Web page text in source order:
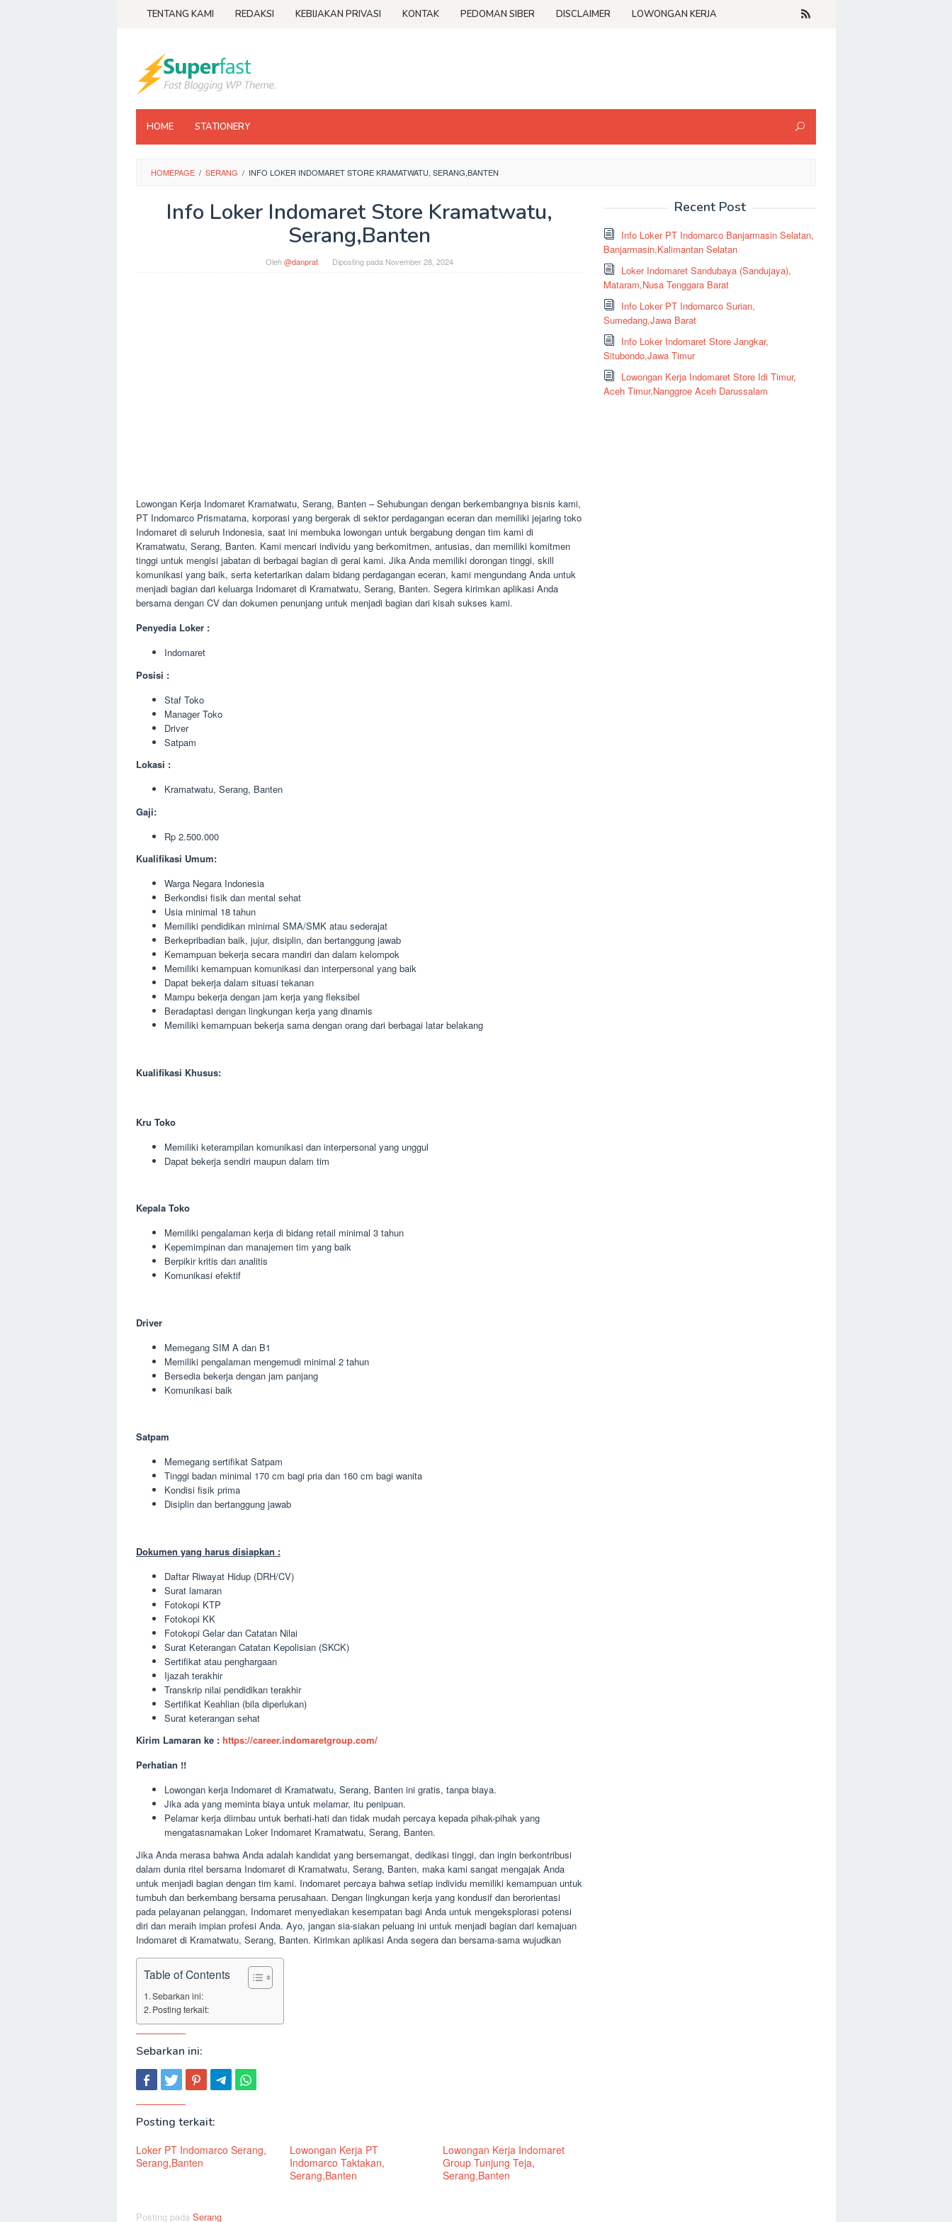
TENTANG KAMI REDAKSI KEBIJAKAN PRIVASI KONTAK PEDOMAN SIBER DISCLAIMER LOWONGAN KERJA
HOME STATIONERY
HOMEPAGE / SERANG / INFO LOKER INDOMARET STORE KRAMATWATU, SERANG,BANTEN
Info Loker Indomaret Store Kramatwatu,
Serang,Banten
Oleh@danprat Diposting pada November 28, 2024
Lowongan Kerja Indomaret Kramatwatu, Serang, Banten – Sehubungan dengan berkembangnya bisnis kami,
PT Indomarco Prismatama, korporasi yang bergerak di sektor perdagangan eceran dan memiliki jejaring toko
Indomaret di seluruh Indonesia, saat ini membuka lowongan untuk bergabung dengan tim kami di
Kramatwatu, Serang, Banten. Kami mencari individu yang berkomitmen, antusias, dan memiliki komitmen
tinggi untuk mengisi jabatan di berbagai bagian di gerai kami. Jika Anda memiliki dorongan tinggi, skill
komunikasi yang baik, serta ketertarikan dalam bidang perdagangan eceran, kami mengundang Anda untuk
menjadi bagian dari keluarga Indomaret di Kramatwatu, Serang, Banten. Segera kirimkan aplikasi Anda
bersama dengan CV dan dokumen penunjang untuk menjadi bagian dari kisah sukses kami.
Penyedia Loker :
Indomaret
Posisi :
Staf Toko
Manager Toko
Driver
Satpam
Lokasi :
Kramatwatu, Serang, Banten
Gaji:
Rp 2.500.000
Kualifikasi Umum:
Warga Negara Indonesia
Berkondisi fisik dan mental sehat
Usia minimal 18 tahun
Memiliki pendidikan minimal SMA/SMK atau sederajat
Berkepribadian baik, jujur, disiplin, dan bertanggung jawab
Kemampuan bekerja secara mandiri dan dalam kelompok
Memiliki kemampuan komunikasi dan interpersonal yang baik
Dapat bekerja dalam situasi tekanan
Mampu bekerja dengan jam kerja yang fleksibel
Beradaptasi dengan lingkungan kerja yang dinamis
Memiliki kemampuan bekerja sama dengan orang dari berbagai latar belakang
Kualifikasi Khusus:
Kru Toko
Memiliki keterampilan komunikasi dan interpersonal yang unggul
Dapat bekerja sendiri maupun dalam tim
Kepala Toko
Memiliki pengalaman kerja di bidang retail minimal 3 tahun
Kepemimpinan dan manajemen tim yang baik
Berpikir kritis dan analitis
Komunikasi efektif
Driver
Memegang SIM A dan B1
Memiliki pengalaman mengemudi minimal 2 tahun
Bersedia bekerja dengan jam panjang
Komunikasi baik
Satpam
Memegang sertifikat Satpam
Tinggi badan minimal 170 cm bagi pria dan 160 cm bagi wanita
Kondisi fisik prima
Disiplin dan bertanggung jawab
Dokumen yang harus disiapkan :
Daftar Riwayat Hidup (DRH/CV)
Surat lamaran
Fotokopi KTP
Fotokopi KK
Fotokopi Gelar dan Catatan Nilai
Surat Keterangan Catatan Kepolisian (SKCK)
Sertifikat atau penghargaan
Ijazah terakhir
Transkrip nilai pendidikan terakhir
Sertifikat Keahlian (bila diperlukan)
Surat keterangan sehat
Kirim Lamaran ke : https://career.indomaretgroup.com/
Perhatian !!
Lowongan kerja Indomaret di Kramatwatu, Serang, Banten ini gratis, tanpa biaya.
Jika ada yang meminta biaya untuk melamar, itu penipuan.
Pelamar kerja diimbau untuk berhati-hati dan tidak mudah percaya kepada pihak-pihak yang
mengatasnamakan Loker Indomaret Kramatwatu, Serang, Banten.
Jika Anda merasa bahwa Anda adalah kandidat yang bersemangat, dedikasi tinggi, dan ingin berkontribusi
dalam dunia ritel bersama Indomaret di Kramatwatu, Serang, Banten, maka kami sangat mengajak Anda
untuk menjadi bagian dengan tim kami. Indomaret percaya bahwa setiap individu memiliki kemampuan untuk
tumbuh dan berkembang bersama perusahaan. Dengan lingkungan kerja yang kondusif dan berorientasi
pada pelayanan pelanggan, Indomaret menyediakan kesempatan bagi Anda untuk mengeksplorasi potensi
diri dan meraih impian profesi Anda. Ayo, jangan sia-siakan peluang ini untuk menjadi bagian dari kemajuan
Indomaret di Kramatwatu, Serang, Banten. Kirimkan aplikasi Anda segera dan bersama-sama wujudkan
Table of Contents
Sebarkan ini:
Posting terkait:
Sebarkan ini:
Posting terkait:
Loker PT Indomarco Serang,
Serang,Banten
Lowongan Kerja PT
Indomarco Taktakan,
Serang,Banten
Lowongan Kerja Indomaret
Group Tunjung Teja,
Serang,Banten
Posting pada Serang
Recent Post
Info Loker PT Indomarco Banjarmasin Selatan,
Banjarmasin,Kalimantan Selatan
Loker Indomaret Sandubaya (Sandujaya),
Mataram,Nusa Tenggara Barat
Info Loker PT Indomarco Surian,
Sumedang,Jawa Barat
Info Loker Indomaret Store Jangkar,
Situbondo,Jawa Timur
Lowongan Kerja Indomaret Store Idi Timur,
Aceh Timur,Nanggroe Aceh Darussalam